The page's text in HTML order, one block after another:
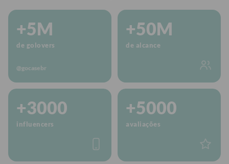
+5M
de golovers
@gocasebr
+50M
de alcance
+3000
influencers
+5000
avaliações